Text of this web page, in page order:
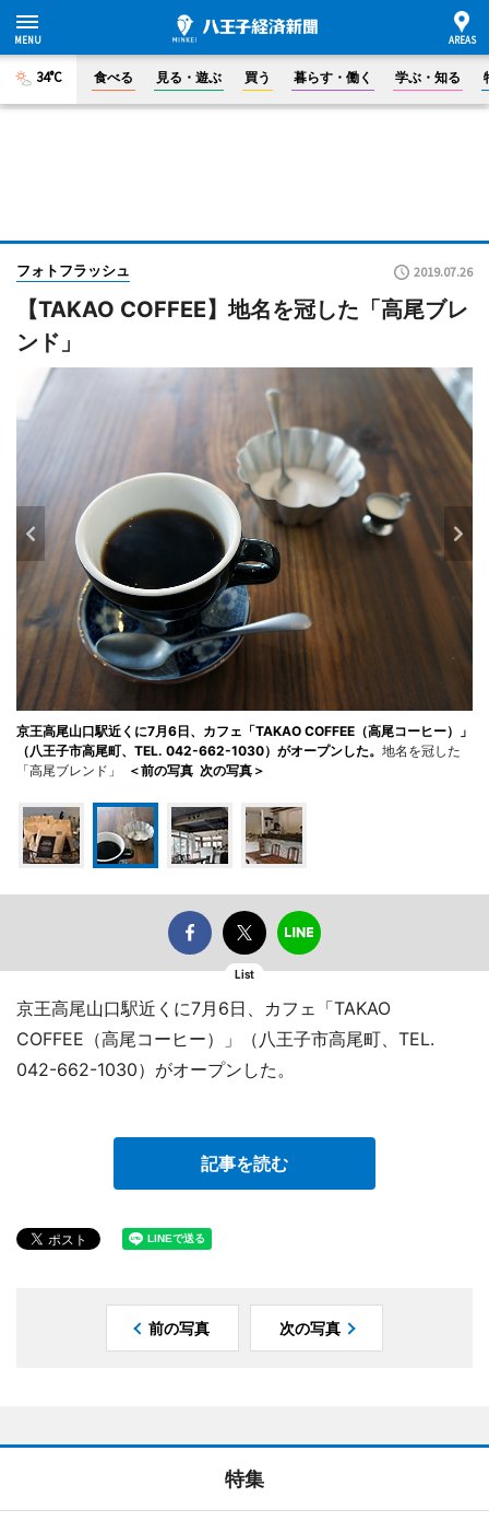
34°C 食べる 見る・遊ぶ 買う 暮らす・働く 学ぶ・知る
フォトフラッシュ 2019.07.26
【TAKAO COFFEE】地名を冠した「高尾ブレ
ンド」
京王高尾山口駅近くに7月6日、カフェ「TAKAO COFFEE（高尾コーヒー）」
（八王子市高尾町、TEL. 042-662-1030）がオープンした。 地名を冠した
「高尾ブレンド」
＜前の写真 次の写真＞
List
京王高尾山口駅近くに7月6日、カフェ「TAKAO
COFFEE（高尾コーヒー）」（八王子市高尾町、TEL.
042-662-1030）がオープンした。
記事を読む
前の写真 次の写真
特集